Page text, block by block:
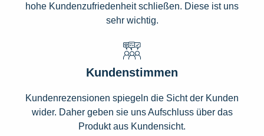
hohe Kundenzufriedenheit schließen. Diese ist uns
sehr wichtig.
Kundenstimmen
Kundenrezensionen spiegeln die Sicht der Kunden
wider. Daher geben sie uns Aufschluss über das
Produkt aus Kundensicht.